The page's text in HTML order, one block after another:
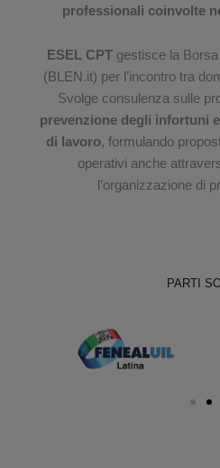
professionali coinvolte
ESEL CPT gestisce la
(BLEN.it) per l’incontro tra
Svolge consulenza sulle
prevenzione degli infortuni
di lavoro, formulando
operativi anche
l’organizzazione di
PARTI